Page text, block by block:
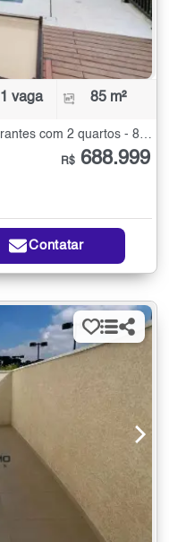
1 vaga 85 m²
Apartamento à Venda na Vila Bandeirantes com 2 quartos - 85 m²
R$ 688.999
Contatar